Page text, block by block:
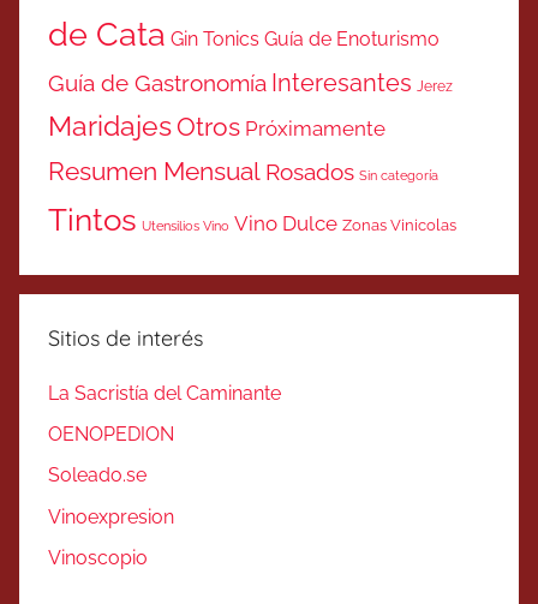
de Cata Gin Tonics Guía de Enoturismo
Guía de Gastronomía Interesantes Jerez
MaridajesOtros Próximamente
Resumen Mensual Rosados Sin categoría
Tintos Utensilios Vino Vino Dulce Zonas Vinicolas
Sitios de interés
La Sacristía del Caminante
OENOPEDION
Soleado.se
Vinoexpresion
Vinoscopio